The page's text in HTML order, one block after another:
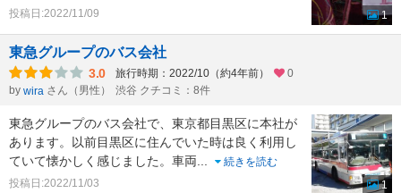
投稿日:2022/11/09
1
東急グループのバス会社
3.0 旅行時期：2022/10（約4年前）
0
by wira さん（男性） 渋谷 クチコミ：8件
東急グループのバス会社で、東京都目黒区に本社が
あります。以前目黒区に住んでいた時は良く利用し
ていて懐かしく感じました。車両
続きを読む
投稿日:2022/11/03
1